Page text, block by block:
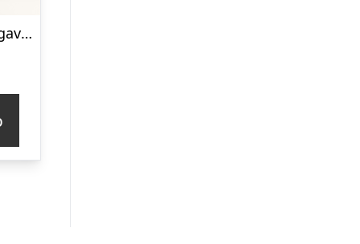
Glædelig orkidégave – Send blomster med Bloomit